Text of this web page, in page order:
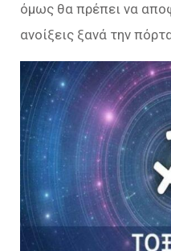
όμως θα πρέπει να
ανοίξεις ξανά την